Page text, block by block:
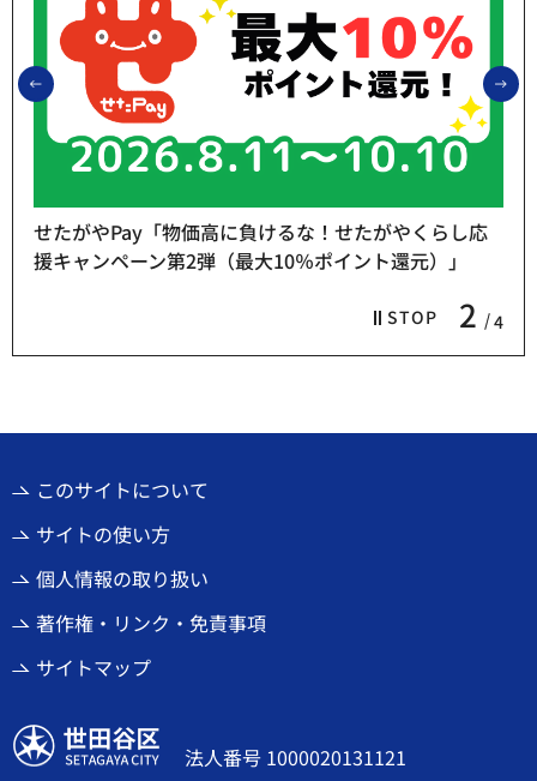
前のスライドを表示
STOP 2 4
せたがやPay「物価高に負けるな！せたがやくらし応
援キャンペーン第2弾（最大10％ポイント還元）」
このサイトについて
サイトの使い方
個人情報の取り扱い
著作権・リンク・免責事項
サイトマップ
世田谷区
法人番号 1000020131121